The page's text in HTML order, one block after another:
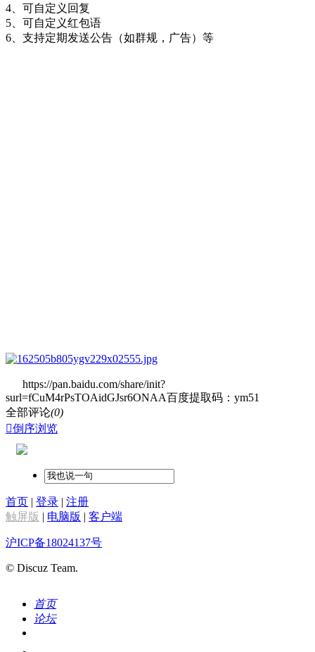
4、可自定义回复
5、可自定义红包语
6、支持定期发送公告（如群规，广告）等
https://pan.baidu.com/share/init?
surl=fCuM4rPsTOAidGJsr6ONAA百度提取码：ym51
全部评论(0)
倒序浏览
首页 | 登录 | 注册
触屏版 | 电脑版 | 客户端
沪ICP备18024137号
© Discuz Team.
首页
论坛